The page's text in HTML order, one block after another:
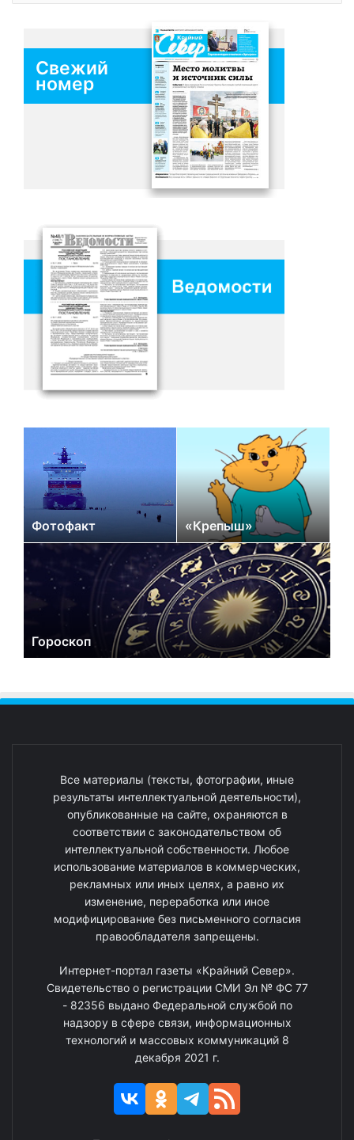
Свежий
номер
Фотофакт «Крепыш»
Гороскоп
Все материалы (тексты, фотографии, иные
результаты интеллектуальной деятельности),
опубликованные на сайте, охраняются в
соответствии с законодательством об
интеллектуальной собственности. Любое
использование материалов в коммерческих,
рекламных или иных целях, а равно их
изменение, переработка или иное
модифицирование без письменного согласия
правообладателя запрещены.
Интернет-портал газеты «Крайний Север».
Свидетельство о регистрации СМИ Эл № ФС 77
- 82356 выдано Федеральной службой по
надзору в сфере связи, информационных
технологий и массовых коммуникаций 8
декабря 2021 г.